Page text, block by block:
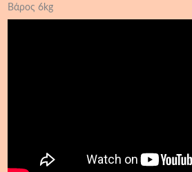
Βάρος 6kg